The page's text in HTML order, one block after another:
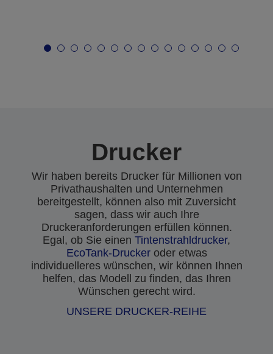
Drucker
Wir haben bereits Drucker für Millionen von
Privathaushalten und Unternehmen
bereitgestellt, können also mit Zuversicht
sagen, dass wir auch Ihre
Druckeranforderungen erfüllen können.
Egal, ob Sie einen Tintenstrahldrucker,
EcoTank-Druckeroder etwas
individuelleres wünschen, wir können Ihnen
helfen, das Modell zu finden, das Ihren
Wünschen gerecht wird.
UNSERE DRUCKER-REIHE